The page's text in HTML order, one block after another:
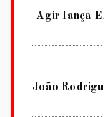
Agir lança
João